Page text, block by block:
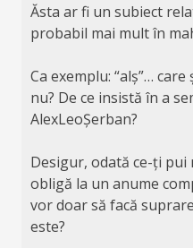
Ăsta ar fi un subiect
probabil mai mult în
Ca exemplu: “alș”…
nu? De ce insistă în a
AlexLeoȘerban?
Desigur, odată ce-ți
obligă la un anume
vor doar să facă
este?